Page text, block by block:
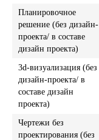
Планировочное
решение (без дизайн-
проекта/ в составе
дизайн проекта)
3d-визуализация (без
дизайн-проекта/ в
составе дизайн
проекта)
Чертежи без
проектирования (без